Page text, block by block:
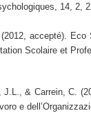
14, 2,
accepté).
Scolaire et
& Carrein, C.
e